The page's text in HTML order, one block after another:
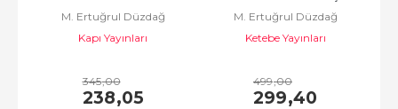
M. Ertuğrul Düzdağ
Kapı Yayınları
345,00
238,05
M. Ertuğrul Düzdağ
Ketebe Yayınları
499,00
299,40